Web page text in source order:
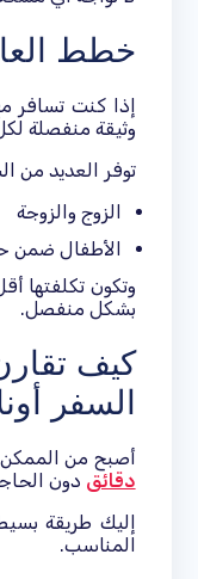
خطط
إذا كنت تسافر
وثيقة منفصلة
توفر العديد من
الزوج والزوجة
الأطفال ضمن
وتكون تكلفتها
بشكل منفصل.
كيف
السفر
أصبح من الممكن
دقائق دون
إليك طريقة
المناسب.